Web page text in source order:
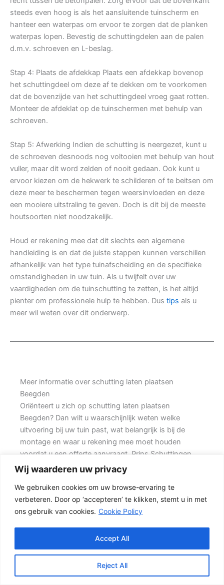
Wij waarderen uw privacy
We gebruiken cookies om uw browse-ervaring te
verbeteren. Door op ‘accepteren’ te klikken, stemt u in met
ons gebruik van cookies. Cookie Policy
Reject All
Accept All
steeds even hoog is als het aansluitende tuinscherm en
hanteer een waterpas om ervoor te zorgen dat de planken
waterpas lopen. Bevestig de schuttingdelen aan de palen
d.m.v. schroeven en L-beslag.
Stap 4: Plaats de afdekkap Plaats een afdekkap bovenop
het schuttingdeel om deze af te dekken om te voorkomen
dat de bovenzijde van het schuttingdeel vroeg gaat rotten.
Monteer de afdeklat op de tuinschermen met behulp van
schroeven.
Stap 5: Afwerking Indien de schutting is neergezet, kunt u
de schroeven desnoods nog voltooien met behulp van hout
vuller, maar dit word zelden of nooit gedaan. Ook kunt u
ervoor kiezen om de hekwerk te schilderen of te beitsen om
deze meer te beschermen tegen weersinvloeden en deze
een mooiere uitstraling te geven. Doch is dit bij de meeste
houtsoorten niet noodzakelijk.
Houd er rekening mee dat dit slechts een algemene
handleiding is en dat de juiste stappen kunnen verschillen
afhankelijk van het type tuinafscheiding en de specifieke
omstandigheden in uw tuin. Als u twijfelt over uw
vaardigheden om de tuinschutting te zetten, is het altijd
pienter om professionele hulp te hebben. Dus tips als u
meer wil weten over dit onderwerp.
Meer informatie over schutting laten plaatsen
Beegden
Oriënteert u zich op schutting laten plaatsen
Beegden? Dan wilt u waarschijnlijk weten welke
uitvoering bij uw tuin past, wat belangrijk is bij de
montage en waar u rekening mee moet houden
voordat u een offerte aanvraagt. Prins Schuttingen
helpt klanten met grote achtertuinen en denkt mee
Een nette tuinafscheiding vraagt om meer dan alleen
een paar schermen en palen. Wilt u zo min mogelijk
onderhoud, dan is een betonschutting of hout-beton
combinatie vaak een slimme keuze. Daarbij spelen
ook zaken mee zoals windbelasting,
hoogteverschillen, grondsoort, erfgrens en de
bereikbaarheid van de tuin.